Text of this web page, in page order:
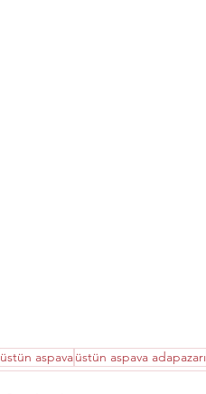
üstün aspavaüstün aspava adapazarı